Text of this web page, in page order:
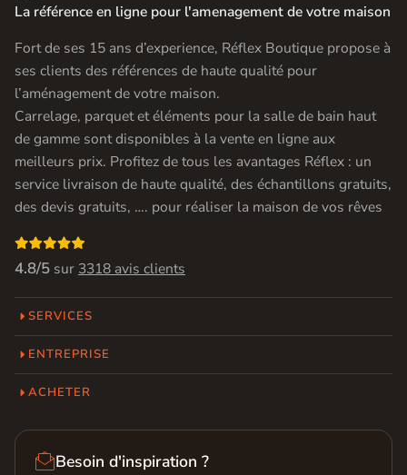
La référence en ligne pour l'amenagement de votre maison
Fort de ses 15 ans d’experience, Réflex Boutique propose à
ses clients des références de haute qualité pour
l’aménagement de votre maison.
Carrelage, parquet et éléments pour la salle de bain haut
de gamme sont disponibles à la vente en ligne aux
meilleurs prix. Profitez de tous les avantages Réflex : un
service livraison de haute qualité, des échantillons gratuits,
des devis gratuits, …. pour réaliser la maison de vos rêves

4.8/5 sur 3318 avis clients
SERVICES
ENTREPRISE
ACHETER
Besoin d'inspiration ?